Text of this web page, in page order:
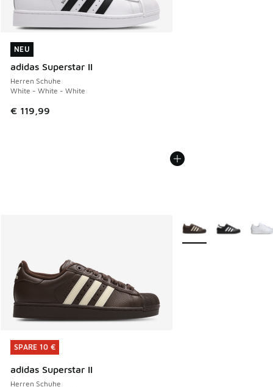
NEU
adidas Superstar II
Herren Schuhe
White - White - White
€ 119,99
NEU
SPARE 10 €
adidas Superstar II
Herren Schuhe
SPARE 10 €
Weitere Farben